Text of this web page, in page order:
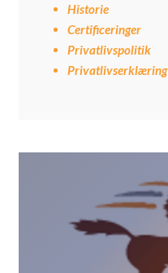
Historie
Certificeringer
Privatlivspolitik
Privatlivserklæring